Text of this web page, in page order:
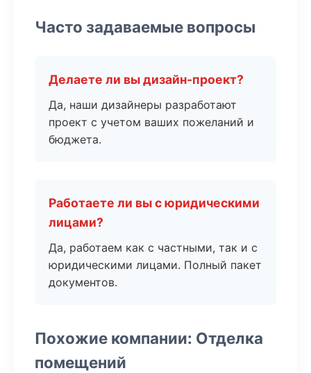
Часто задаваемые вопросы
Делаете ли вы дизайн-проект?
Да, наши дизайнеры разработают
проект с учетом ваших пожеланий и
бюджета.
Работаете ли вы с юридическими
лицами?
Да, работаем как с частными, так и с
юридическими лицами. Полный пакет
документов.
Похожие компании: Отделка
помещений